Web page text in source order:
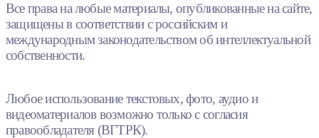
Все права на любые материалы, опубликованные на сайте,
защищены в соответствии с российским и
международным законодательством об интеллектуальной
собственности.
Любое использование текстовых, фото, аудио и
видеоматериалов возможно только с согласия
правообладателя (ВГТРК).